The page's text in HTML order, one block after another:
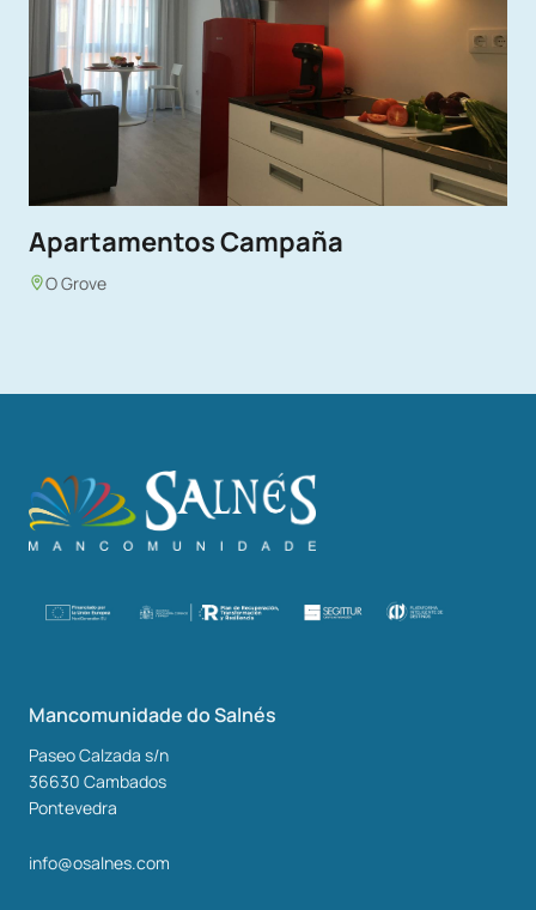
Apartamentos Campaña
O Grove
Mancomunidade do Salnés
Paseo Calzada s/n
36630 Cambados
Pontevedra
info@osalnes.com